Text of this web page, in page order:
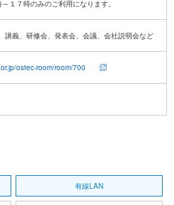
講義、研修会、発表会、会議、会社説明会など
ostec-room/room/700
有線LAN